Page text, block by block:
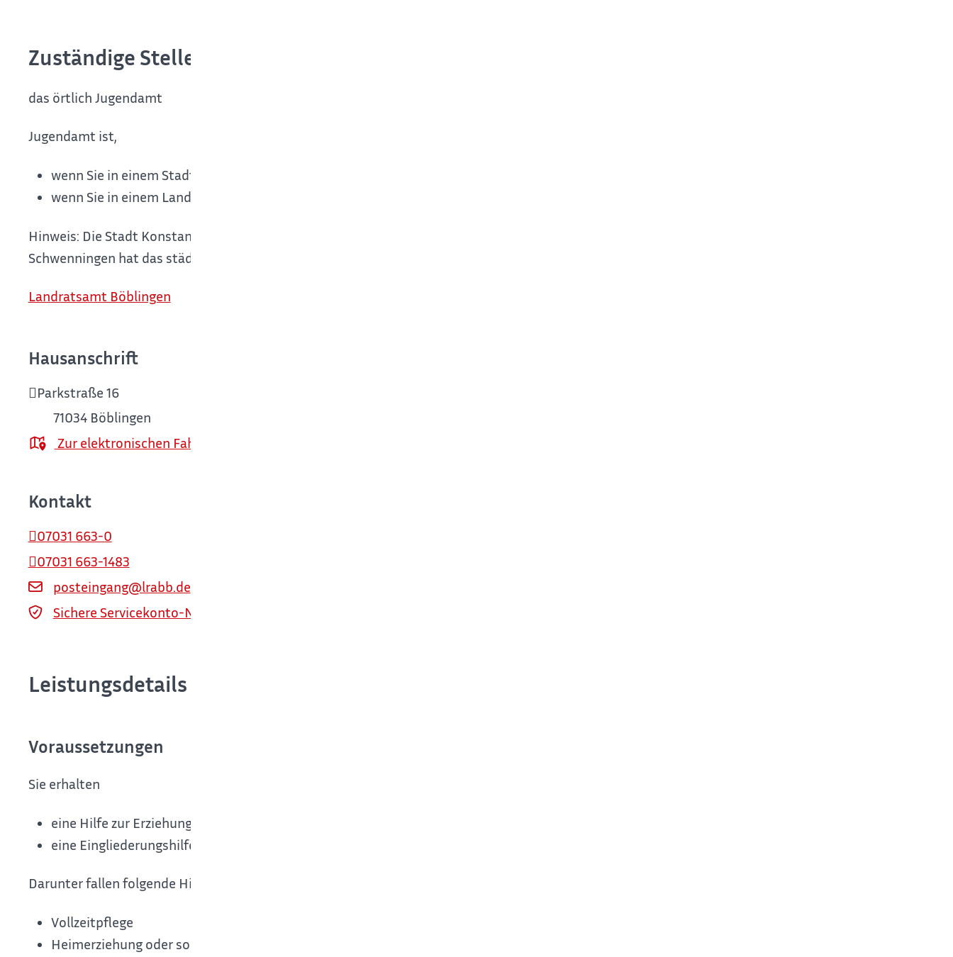
Zuständige Stelle
das örtlich Jugendamt
Jugendamt ist,
wenn Sie in einem Stadtkreis wohnen: die Stadtverwaltung
wenn Sie in einem Landkreis wohnen: das Landratsamt
Hinweis: Die Stadt Konstanz nimmt die Aufgaben als örtlicher Träger der Jugendhilfe selbst wahr. Die Stadt Villingen-
Schwenningen hat das städtische Jugendamt zum 01.07.2023 an den Schwarzwald-Baar-Kreis übergeben.
Landratsamt Böblingen
Hausanschrift
Parkstraße 16
71034 Böblingen
Zur elektronischen Fahrplanauskunft
Kontakt
07031 663-0
07031 663-1483
posteingang@lrabb.de
Sichere Servicekonto-Nachricht über service-bw.de senden
Leistungsdetails
Voraussetzungen
Sie erhalten
eine Hilfe zur Erziehung oder
eine Eingliederungshilfe
Darunter fallen folgende Hilfen:
Vollzeitpflege
Heimerziehung oder sonstige betreute Wohnform